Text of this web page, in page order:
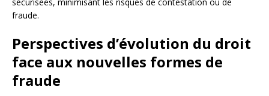
fraude.
Perspectives d’évolution du droit
face aux nouvelles formes de
fraude